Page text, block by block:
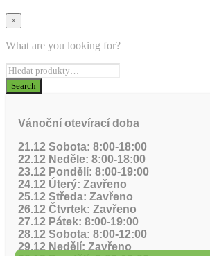
×
What are you looking for?
Vánoční otevírací doba
21.12 Sobota: 8:00-18:00
22.12 Neděle: 8:00-18:00
23.12 Pondělí: 8:00-19:00
24.12 Úterý: Zavřeno
25.12 Středa: Zavřeno
26.12 Čtvrtek: Zavřeno
27.12 Pátek: 8:00-19:00
28.12 Sobota: 8:00-12:00
29.12 Nedělí: Zavřeno